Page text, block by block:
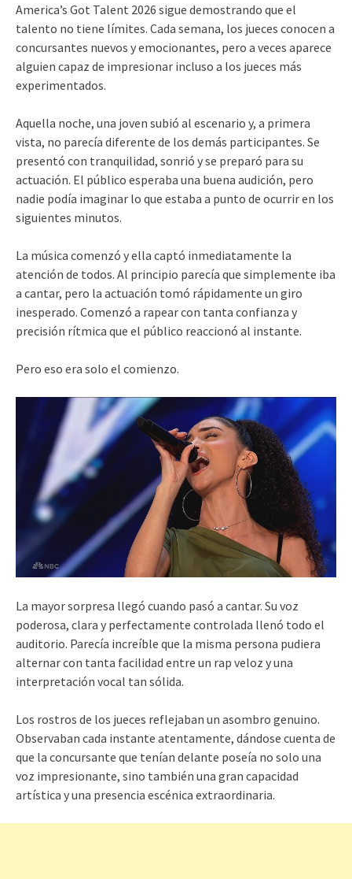
America’s Got Talent 2026 sigue demostrando que el
talento no tiene límites. Cada semana, los jueces conocen a
concursantes nuevos y emocionantes, pero a veces aparece
alguien capaz de impresionar incluso a los jueces más
experimentados.
Aquella noche, una joven subió al escenario y, a primera
vista, no parecía diferente de los demás participantes. Se
presentó con tranquilidad, sonrió y se preparó para su
actuación. El público esperaba una buena audición, pero
nadie podía imaginar lo que estaba a punto de ocurrir en los
siguientes minutos.
La música comenzó y ella captó inmediatamente la
atención de todos. Al principio parecía que simplemente iba
a cantar, pero la actuación tomó rápidamente un giro
inesperado. Comenzó a rapear con tanta confianza y
precisión rítmica que el público reaccionó al instante.
Pero eso era solo el comienzo.
La mayor sorpresa llegó cuando pasó a cantar. Su voz
poderosa, clara y perfectamente controlada llenó todo el
auditorio. Parecía increíble que la misma persona pudiera
alternar con tanta facilidad entre un rap veloz y una
interpretación vocal tan sólida.
Los rostros de los jueces reflejaban un asombro genuino.
Observaban cada instante atentamente, dándose cuenta de
que la concursante que tenían delante poseía no solo una
voz impresionante, sino también una gran capacidad
artística y una presencia escénica extraordinaria.